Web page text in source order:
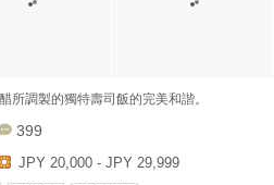
所調製的獨特壽司飯的完美和諧。
399
JPY 20,000 - JPY 29,999